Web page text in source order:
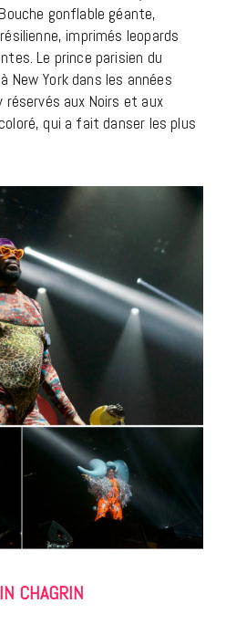
gonflable géante,
imprimés leopards
Le prince parisien du
New York dans les années
réservés aux Noirs et aux
qui a fait danser les plus
CHAGRIN